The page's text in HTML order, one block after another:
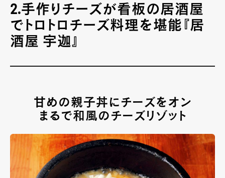
2.手作りチーズが看板の居酒屋
でトロトロチーズ料理を堪能『居
酒屋 宇迦』
甘めの親子丼にチーズをオン
まるで和風のチーズリゾット